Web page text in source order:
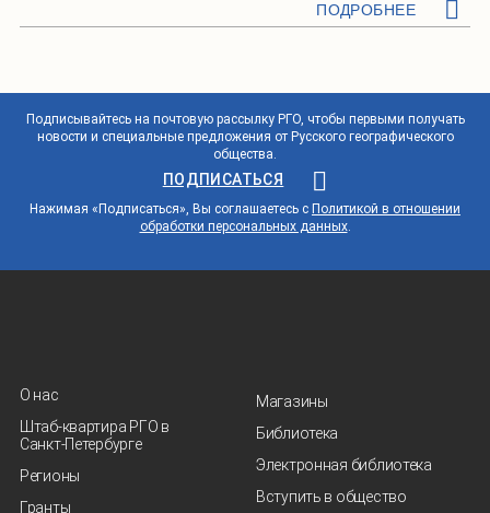
ПОДРОБНЕЕ
Подписывайтесь на почтовую рассылку РГО, чтобы первыми получать
новости и специальные предложения от Русского географического
общества.
ПОДПИСАТЬСЯ
Нажимая «Подписаться», Вы соглашаетесь с Политикой в отношении
обработки персональных данных.
О нас
Штаб-квартира РГО в
Санкт‑Петербурге
Регионы
Гранты
Магазины
Библиотека
Электронная библиотека
Вступить в общество